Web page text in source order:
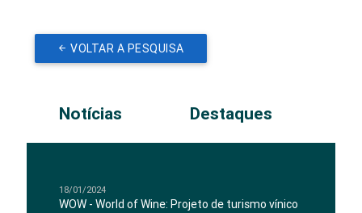
VOLTAR A PESQUISA
Notícias Destaques
18/01/2024
WOW - World of Wine: Projeto de turismo vínico